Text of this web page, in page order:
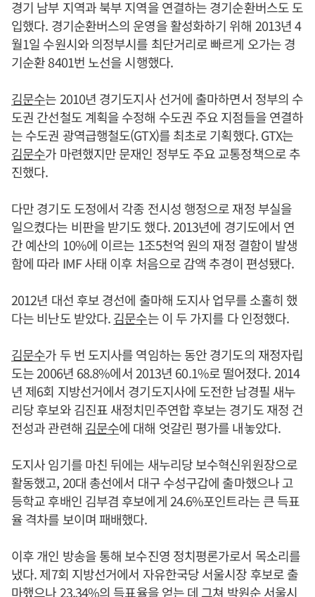
경기 남부 지역과 북부 지역을 연결하는 경기순환버스도 도
입했다. 경기순환버스의 운영을 활성화하기 위해 2013년 4
월1일 수원시와 의정부시를 최단거리로 빠르게 오가는 경
기순환 8401번 노선을 시행했다.
김문수는 2010년 경기도지사 선거에 출마하면서 정부의 수
도권 간선철도 계획을 수정해 수도권 주요 지점들을 연결하
는 수도권 광역급행철도(GTX)를 최초로 기획했다. GTX는
김문수가 마련했지만 문재인 정부도 주요 교통정책으로 추
진했다.
다만 경기도 도정에서 각종 전시성 행정으로 재정 부실을
일으켰다는 비판을 받기도 했다. 2013년에 경기도에서 연
간 예산의 10%에 이르는 1조5천억 원의 재정 결함이 발생
함에 따라 IMF 사태 이후 처음으로 감액 추경이 편성됐다.
2012년 대선 후보 경선에 출마해 도지사 업무를 소홀히 했
다는 비난도 받았다.김문수는 이 두 가지를 다 인정했다.
김문수가 두 번 도지사를 역임하는 동안 경기도의 재정자립
도는 2006년 68.8%에서 2013년 60.1%로 떨어졌다. 2014
년 제6회 지방선거에서 경기도지사에 도전한 남경필 새누
리당 후보와 김진표 새정치민주연합 후보는 경기도 재정 건
전성과 관련해 김문수에 대해 엇갈린 평가를 내놓았다.
도지사 임기를 마친 뒤에는 새누리당 보수혁신위원장으로
활동했고, 20대 총선에서 대구 수성구갑에 출마했으나 고
등학교 후배인 김부겸 후보에게 24.6%포인트라는 큰 득표
율 격차를 보이며 패배했다.
이후 개인 방송을 통해 보수진영 정치평론가로서 목소리를
냈다. 제7회 지방선거에서 자유한국당 서울시장 후보로 출
마했으나 23.34%의 득표율을 얻는 데 그쳐 박원순 서울시